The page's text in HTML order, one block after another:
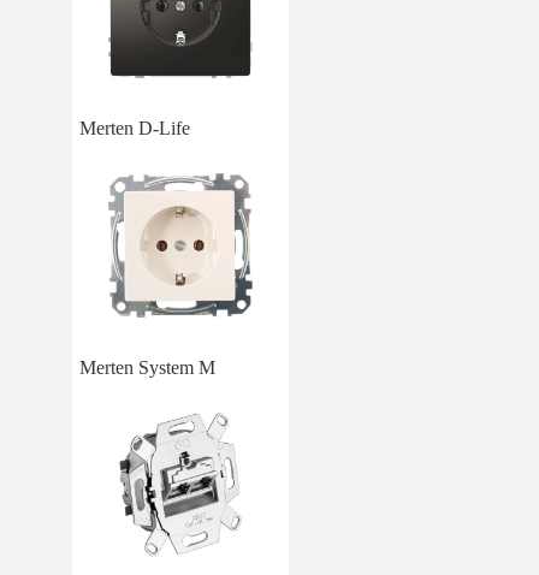
Merten D-Life
Merten System M